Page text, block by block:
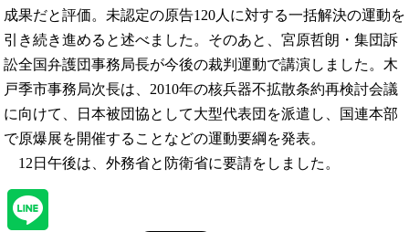
成果だと評価。未認定の原告120人に対する一括解決の運動を
引き続き進めると述べました。そのあと、宮原哲朗・集団訴
訟全国弁護団事務局長が今後の裁判運動で講演しました。木
戸季市事務局次長は、2010年の核兵器不拡散条約再検討会議
に向けて、日本被団協として大型代表団を派遣し、国連本部
で原爆展を開催することなどの運動要綱を発表。
12日午後は、外務省と防衛省に要請をしました。